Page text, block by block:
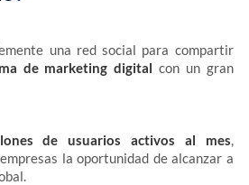
una red social para compartir
de marketing digital con un gran
de usuarios activos al mes,
la oportunidad de alcanzar a